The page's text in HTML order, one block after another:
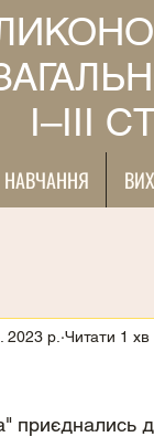
І–ІІІ
НАВЧАННЯ
2023 р. Читати 1 хв
приєднались